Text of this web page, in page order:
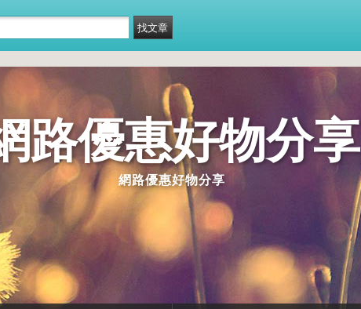
路優惠好物分享
網路優惠好物分享